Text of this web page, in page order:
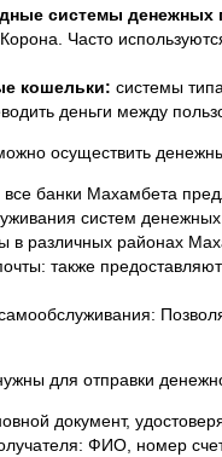
системы денежных
Часто
кошельки: системы
деньги между
осуществить
все банки Махамбета
систем
в различных районах
также
для отправки
документ,
ФИО, номер